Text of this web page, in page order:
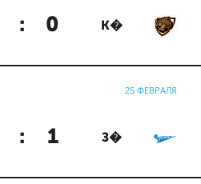
: 0 К�
25 ФЕВРАЛЯ
: 1 З�